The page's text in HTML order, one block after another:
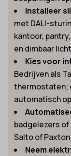
Installeer
met DALI-
kantoor,
en dimbaar
Kies voor
Bedrijven als
thermostaten;
automatisch
badgelezers
Salto of
Neem